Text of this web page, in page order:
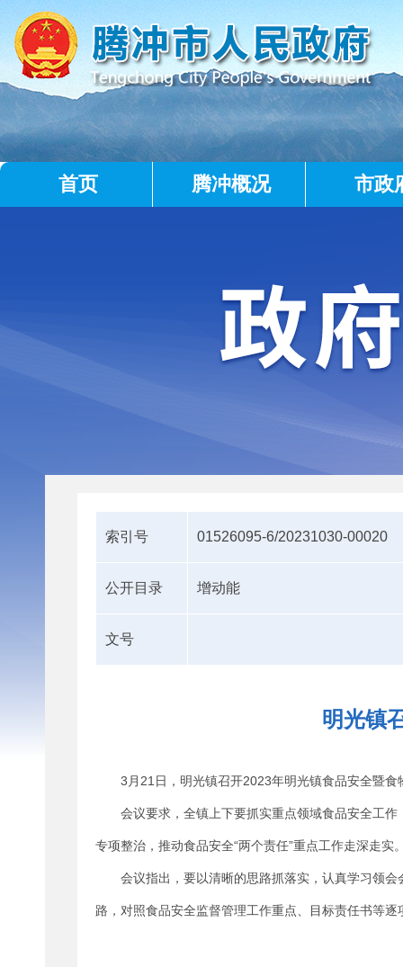
首页 腾冲概况 市政
索引号 01526095-6/20231030-00020
公开目录 增动能
文号
明光镇
3月21日，明光镇召开2023年明光镇食品安全暨
会议要求，全镇上下要抓实重点领域食品安全工
专项整治，推动食品安全“两个责任”重点工作走深走实
会议指出，要以清晰的思路抓落实，认真学习领
路，对照食品安全监督管理工作重点、目标责任书等逐